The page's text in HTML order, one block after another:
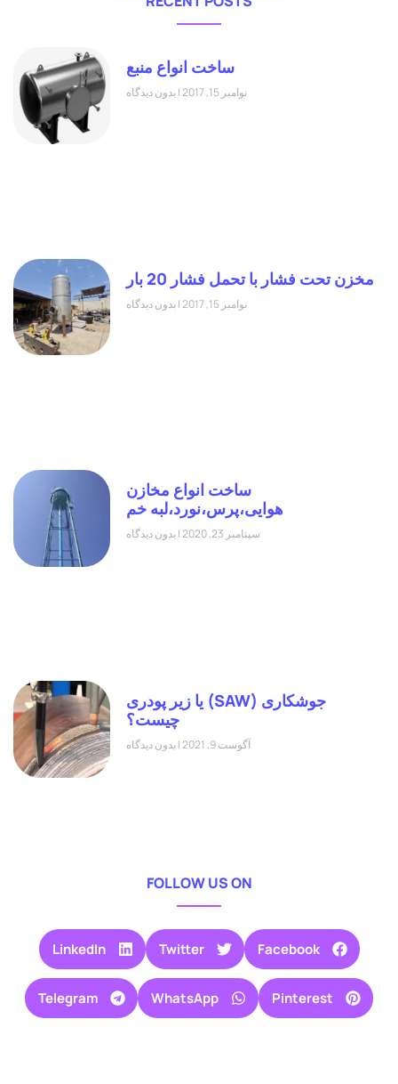
ساخت انواع منبع
نوامبر 15, 2017 بدون دیدگاه
مخزن تحت فشار با تحمل فشار 20 بار
نوامبر 15, 2017 بدون دیدگاه
ساخت انواع مخازن
هوایی،پرس،نورد،لبه خم
سپتامبر 23, 2020 بدون دیدگاه
جوشکاری (SAW) یا زیر پودری
چیست؟
آگوست 9, 2021 بدون دیدگاه
FOLLOW US ON
Facebook
Twitter
LinkedIn
Pinterest
WhatsApp
Telegram